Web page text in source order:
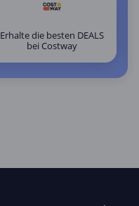
Erhalte die besten DEALS
bei Costway